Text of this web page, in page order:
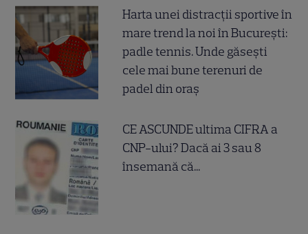
Harta unei distracții sportive în
mare trend la noi în București:
padle tennis. Unde găsești
cele mai bune terenuri de
padel din oraș
CE ASCUNDE ultima CIFRA a
CNP-ului? Dacă ai 3 sau 8
însemană că...